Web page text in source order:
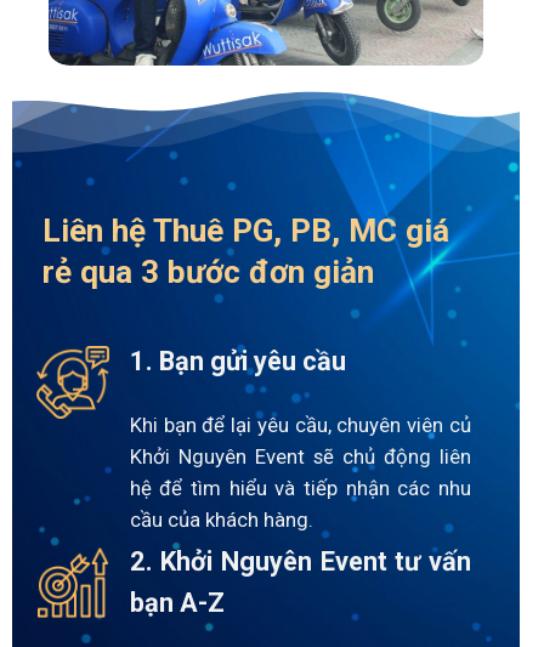
Liên hệ Thuê PG, PB, MC giá
rẻ qua 3 bước đơn giản
1. Bạn gửi yêu cầu
Khi bạn để lại yêu cầu, chuyên viên củ
Khởi Nguyên Event sẽ chủ động liên
hệ để tìm hiểu và tiếp nhận các nhu
cầu của khách hàng.
2. Khởi Nguyên Event tư vấn
bạn A-Z